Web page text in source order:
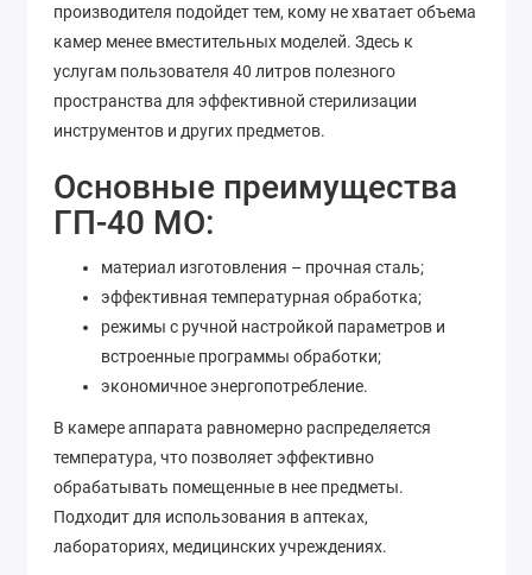
производителя подойдет тем, кому не хватает объема
камер менее вместительных моделей. Здесь к
услугам пользователя 40 литров полезного
пространства для эффективной стерилизации
инструментов и других предметов.
Основные преимущества
ГП-40 МО:
материал изготовления – прочная сталь;
эффективная температурная обработка;
режимы с ручной настройкой параметров и
встроенные программы обработки;
экономичное энергопотребление.
В камере аппарата равномерно распределяется
температура, что позволяет эффективно
обрабатывать помещенные в нее предметы.
Подходит для использования в аптеках,
лабораториях, медицинских учреждениях.